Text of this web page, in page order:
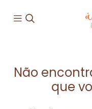
Não
que